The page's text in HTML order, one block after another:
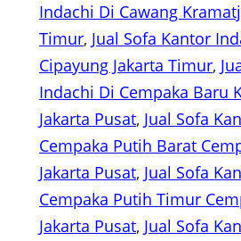
Indachi Di Cawang
Timur, Jual Sofa Kantor
Cipayung Jakarta Timur,
Indachi Di Cempaka Baru
Jakarta Pusat, Jual Sofa
Cempaka Putih Barat
Jakarta Pusat, Jual Sofa
Cempaka Putih Timur
Jakarta Pusat, Jual Sofa